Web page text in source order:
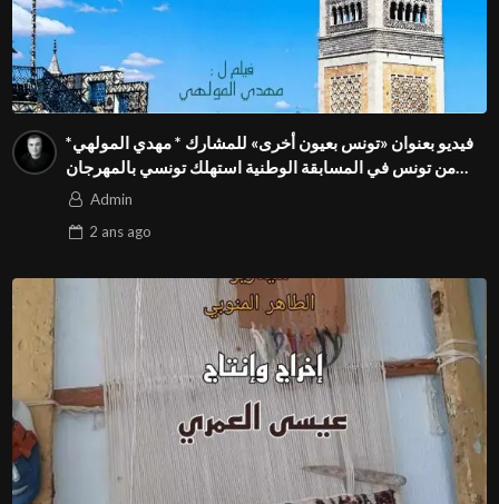
فيديو بعنوان «تونس بعيون أخرى» للمشارك * مهدي المولهي*
من تونس في المسابقة الوطنية استهلك تونسي بالمهرجان
Admin
2 ansago